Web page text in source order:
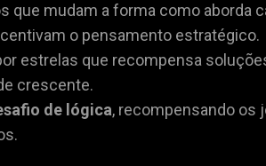
que mudam a forma como aborda
o pensamento estratégico.
estrelas que recompensa
crescente.
de lógica, recompensando os